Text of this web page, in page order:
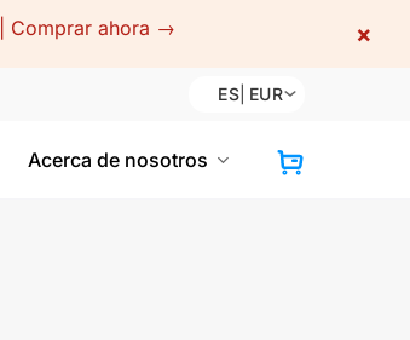
Comprar ahora → ×
ES EUR
Acerca de nosotros